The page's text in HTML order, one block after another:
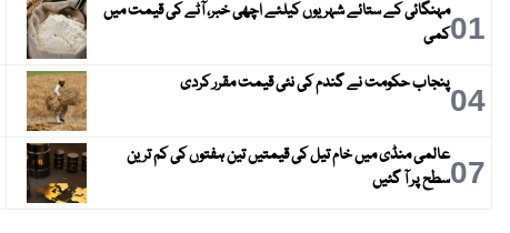
01مہنگائی کے ستائے شہریوں کیلئے اچھی خبر، آٹے کی قیمت میں
کمی
04پنجاب حکومت نے گندم کی نئی قیمت مقرر کردی
07عالمی منڈی میں خام تیل کی قیمتیں تین ہفتوں کی کم ترین
سطح پر آ گئیں